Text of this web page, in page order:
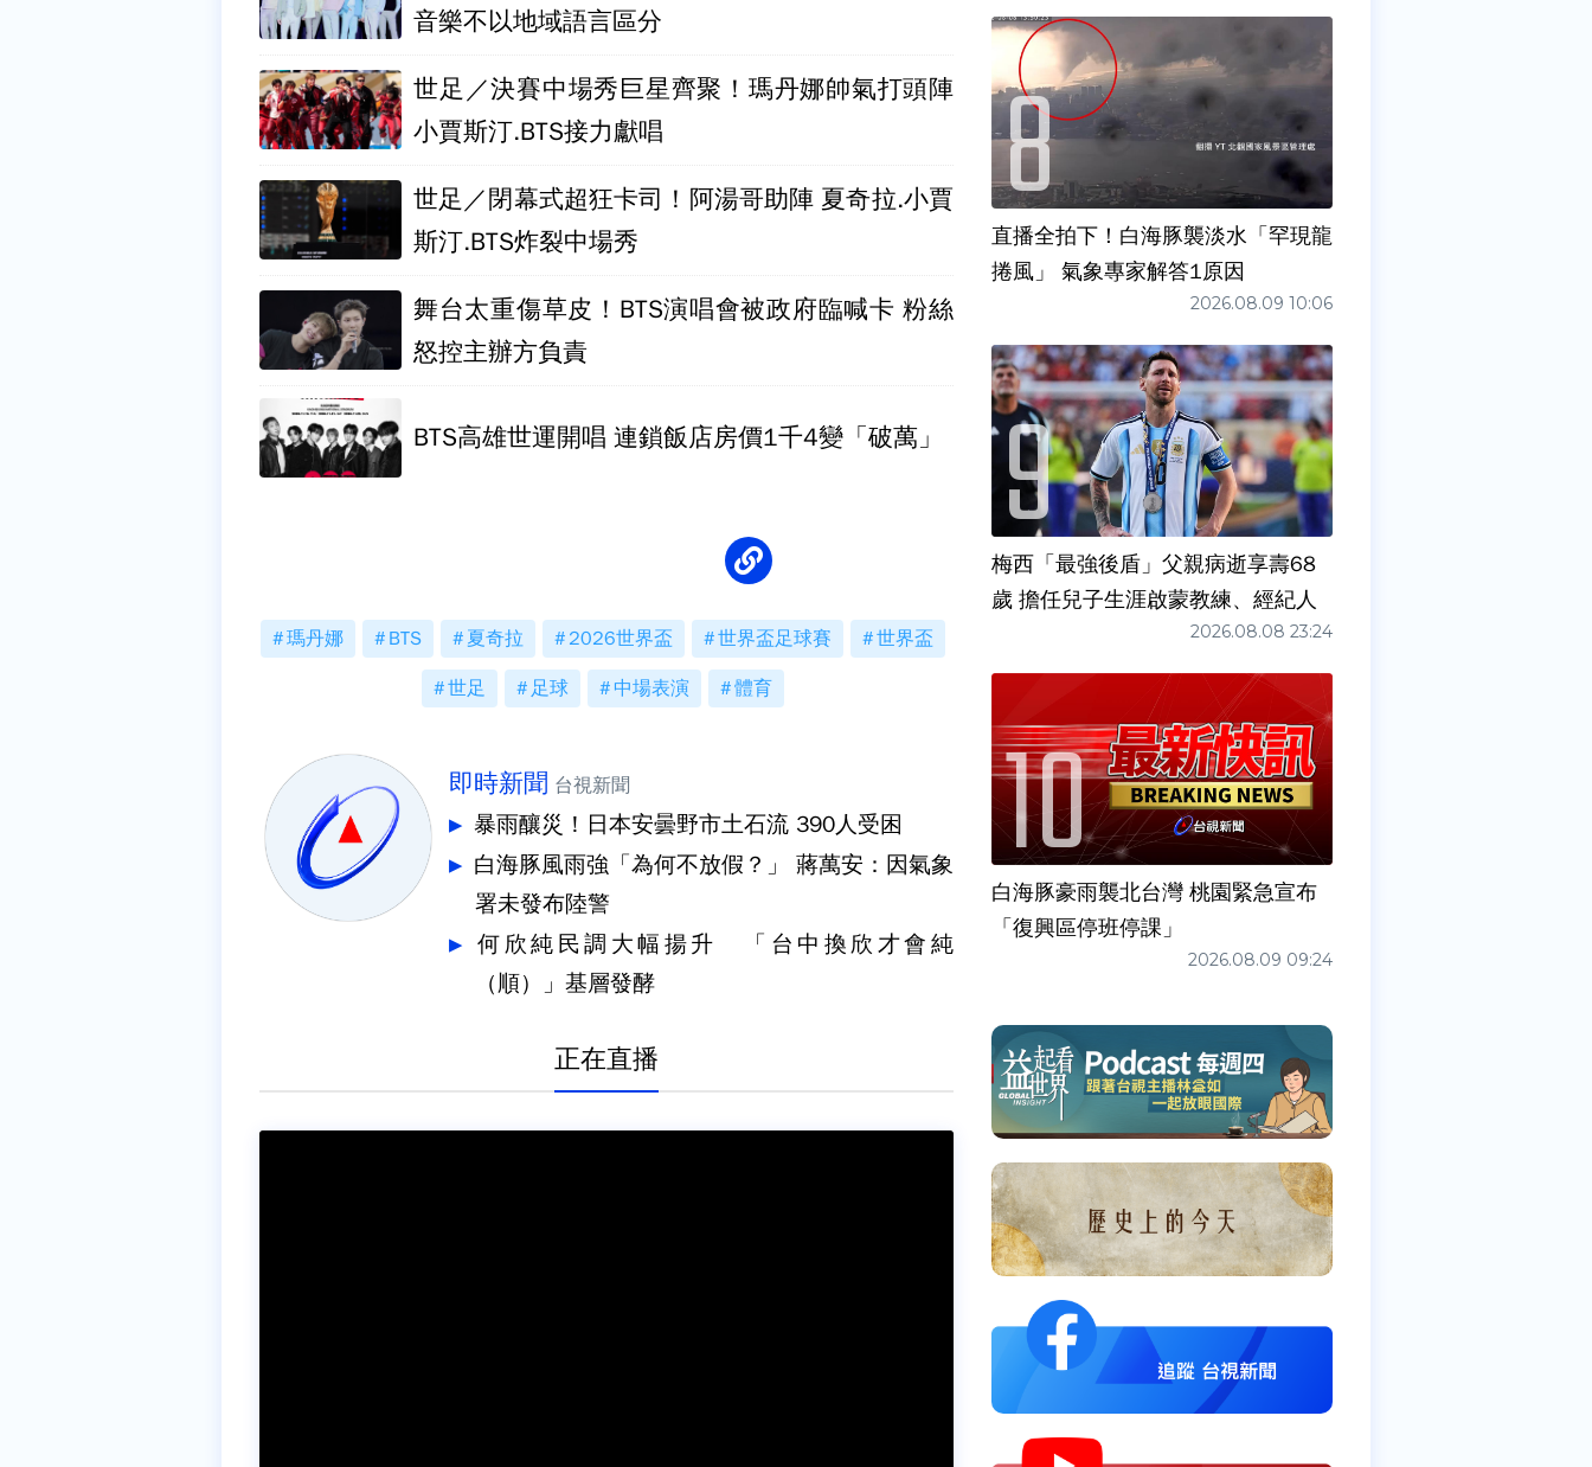
音樂不以地域語言區分
世足／決賽中場秀巨星齊聚！瑪丹娜帥氣打頭陣
小賈斯汀.BTS接力獻唱
世足／閉幕式超狂卡司！阿湯哥助陣 夏奇拉.小賈
斯汀.BTS炸裂中場秀
舞台太重傷草皮！BTS演唱會被政府臨喊卡 粉絲
怒控主辦方負責
BTS高雄世運開唱 連鎖飯店房價1千4變「破萬」
瑪丹娜 BTS 夏奇拉 2026世界盃 世界盃足球賽 世界盃
世足 足球 中場表演 體育
即時新聞 台視新聞
暴雨釀災！日本安曇野市土石流 390人受困
白海豚風雨強「為何不放假？」 蔣萬安：因氣象
署未發布陸警
何欣純民調大幅揚升 「台中換欣才會純
（順）」基層發酵
正在直播
直播全拍下！白海豚襲淡水「罕現龍
捲風」 氣象專家解答1原因
2026.08.09 10:06
梅西「最強後盾」父親病逝享壽68
歲 擔任兒子生涯啟蒙教練、經紀人
2026.08.08 23:24
白海豚豪雨襲北台灣 桃園緊急宣布
「復興區停班停課」
2026.08.09 09:24